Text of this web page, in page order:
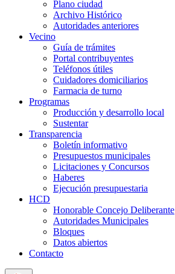
Plano ciudad
Archivo Histórico
Autoridades anteriores
Vecino
Guía de trámites
Portal contribuyentes
Teléfonos útiles
Cuidadores domiciliarios
Farmacia de turno
Programas
Producción y desarrollo local
Sustentar
Transparencia
Boletín informativo
Presupuestos municipales
Licitaciones y Concursos
Haberes
Ejecución presupuestaria
HCD
Honorable Concejo Deliberante
Autoridades Municipales
Bloques
Datos abiertos
Contacto